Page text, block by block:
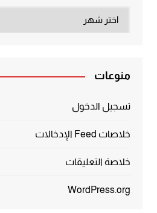
منوعات
تسجيل الدخول
خلاصات Feed الإدخالات
خلاصة التعليقات
WordPress.org